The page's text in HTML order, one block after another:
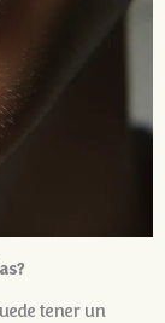
tener un